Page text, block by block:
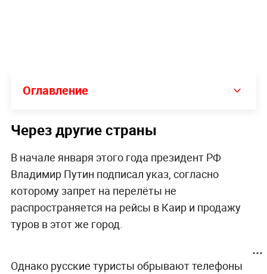
Оглавление
Через другие страны
В начале января этого года президент РФ
Владимир Путин подписал указ, согласно
которому запрет на перелёты не
распространяется на рейсы в Каир и продажу
туров в этот же город.
Однако русские туристы обрывают телефоны